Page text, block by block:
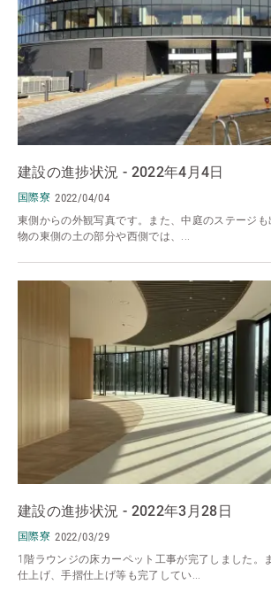
建設の進捗状況 - 2022年4月4日
国際寮 2022/04/04
東側からの外観写真です。また、中庭のステージ
物の東側の土の部分や西側では、...
建設の進捗状況 - 2022年3月28日
国際寮 2022/03/29
1階ラウンジの床カーペット工事が完了しました。
仕上げ、手摺仕上げ等も完了してい...